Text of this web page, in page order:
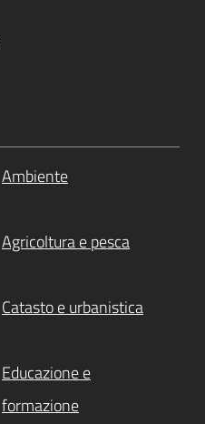
Ambiente
Agricoltura e pesca
Catasto e urbanistica
Educazione e
formazione